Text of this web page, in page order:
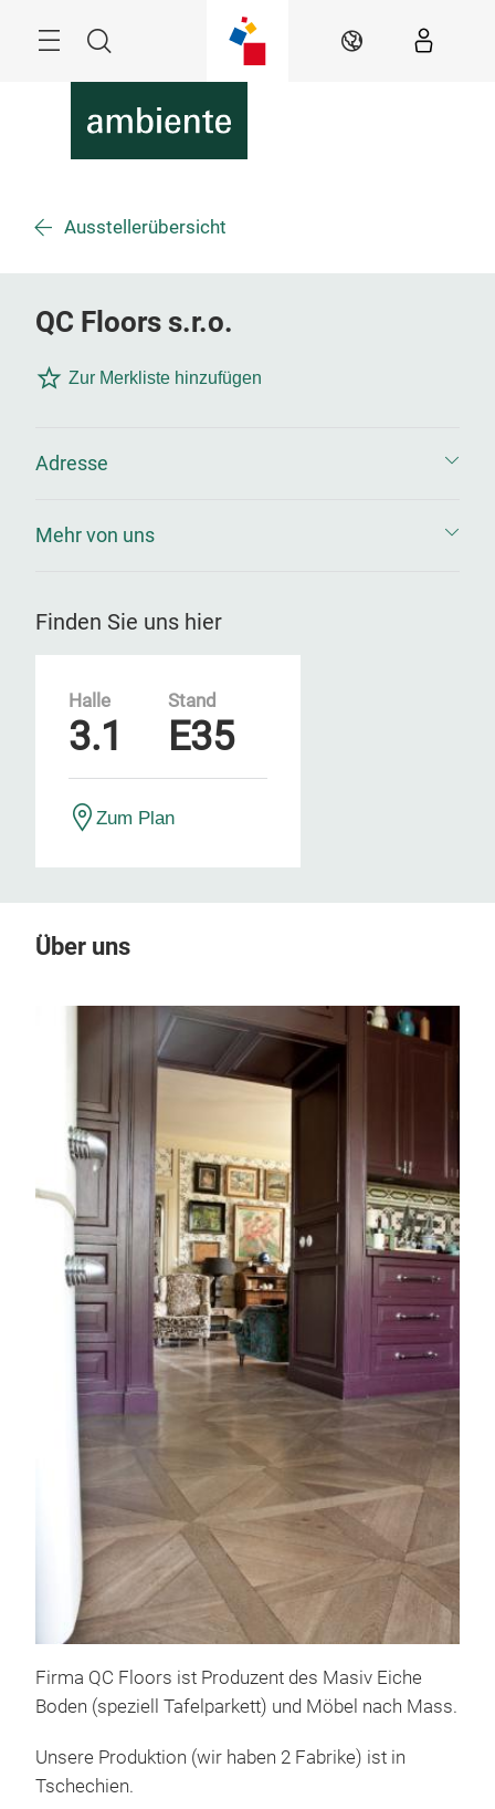
Suche DE
Ausstellerübersicht
QC Floors s.r.o.
Zur Merkliste hinzufügen
Adresse
Mehr von uns
Finden Sie uns hier
Halle
3.1
Stand
E35
Zum Plan
Über uns
Firma QC Floors ist Produzent des Masiv Eiche
Boden (speziell Tafelparkett) und Möbel nach Mass.
Unsere Produktion (wir haben 2 Fabrike) ist in
Tschechien.